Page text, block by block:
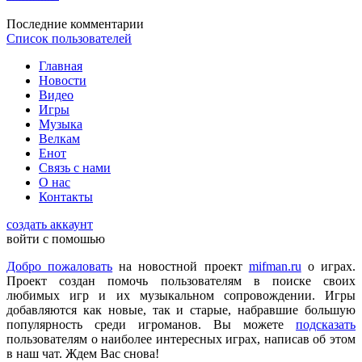
Palworld?
Checkmate:ometu
Что ты имеешь ввиду? На этом сайте игровые новости для
всех категорий людей, которые в той или иной форме
интересуются играми и геймерской индустрией в целом.
Mifman:
Цитата: lexafrog
Обновите, пожалуйста, игру Garry's Mod
Игра обновлена
Последние комментарии
Список пользователей
Главная
Новости
Видео
Игры
Музыка
Велкам
Енот
Связь с нами
О нас
Контакты
создать аккаунт
войти с помошью
Добро пожаловать на новостной проект mifman.ru о играх.
Проект создан помочь пользователям в поиске своих
любимых игр и их музыкальном сопровождении. Игры
добавляются как новые, так и старые, набравшие большую
популярность среди игроманов. Вы можете подсказать
пользователям о наиболее интересных играх, написав об этом
в наш чат. Ждем Вас снова!